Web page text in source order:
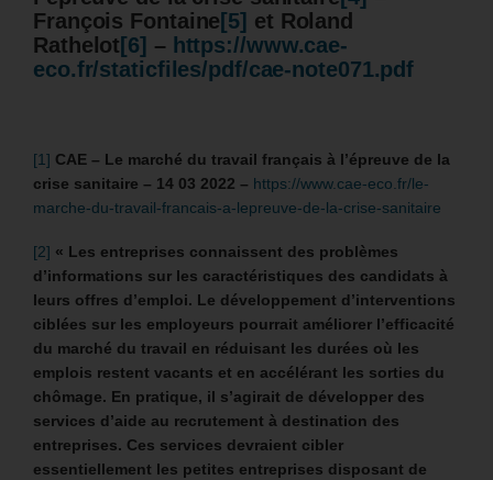
François Fontaine [5] et Roland
Rathelot [6] – https://www.cae-
eco.fr/staticfiles/pdf/cae-note071.pdf
[1] CAE – Le marché du travail français à l’épreuve de la
crise sanitaire – 14 03 2022 – https://www.cae-eco.fr/le-
marche-du-travail-francais-a-lepreuve-de-la-crise-sanitaire
[2] « Les entreprises connaissent des problèmes
d’informations sur les caractéristiques des candidats à
leurs offres d’emploi. Le développement d’interventions
ciblées sur les employeurs pourrait améliorer l’efficacité
du marché du travail en réduisant les durées où les
emplois restent vacants et en accélérant les sorties du
chômage. En pratique, il s’agirait de développer des
services d’aide au recrutement à destination des
entreprises. Ces services devraient cibler
essentiellement les petites entreprises disposant de